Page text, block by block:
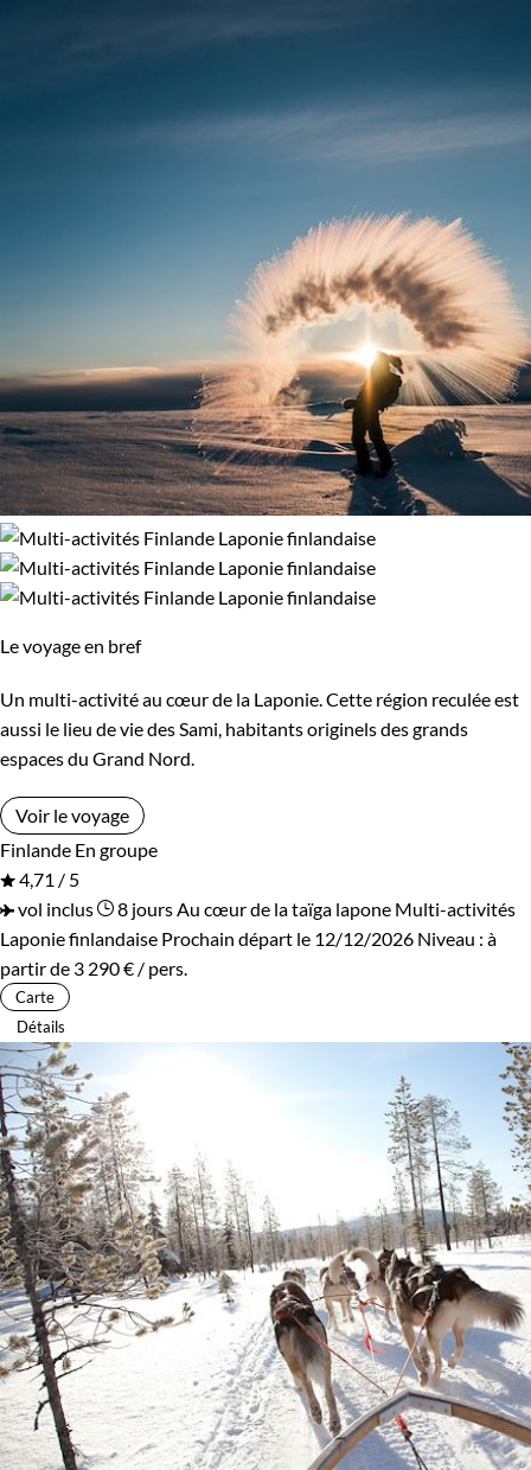
Le voyage en bref
Un multi-activité au cœur de la Laponie. Cette région reculée est
aussi le lieu de vie des Sami, habitants originels des grands
espaces du Grand Nord.
Voir le voyage
Finlande En groupe
4,71 / 5
vol inclus
8 joursAu cœur de la taïga lapone Multi-activités
Laponie finlandaise Prochain départ le 12/12/2026 Niveau : à
partir de 3 290 € / pers.
Carte
Détails